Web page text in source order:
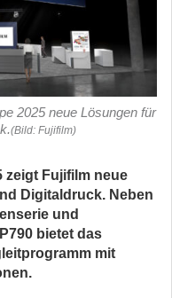
2025 neue Lösungen für
(Bild: Fujifilm)
zeigt Fujifilm neue
Digitaldruck. Neben
und
bietet das
mit